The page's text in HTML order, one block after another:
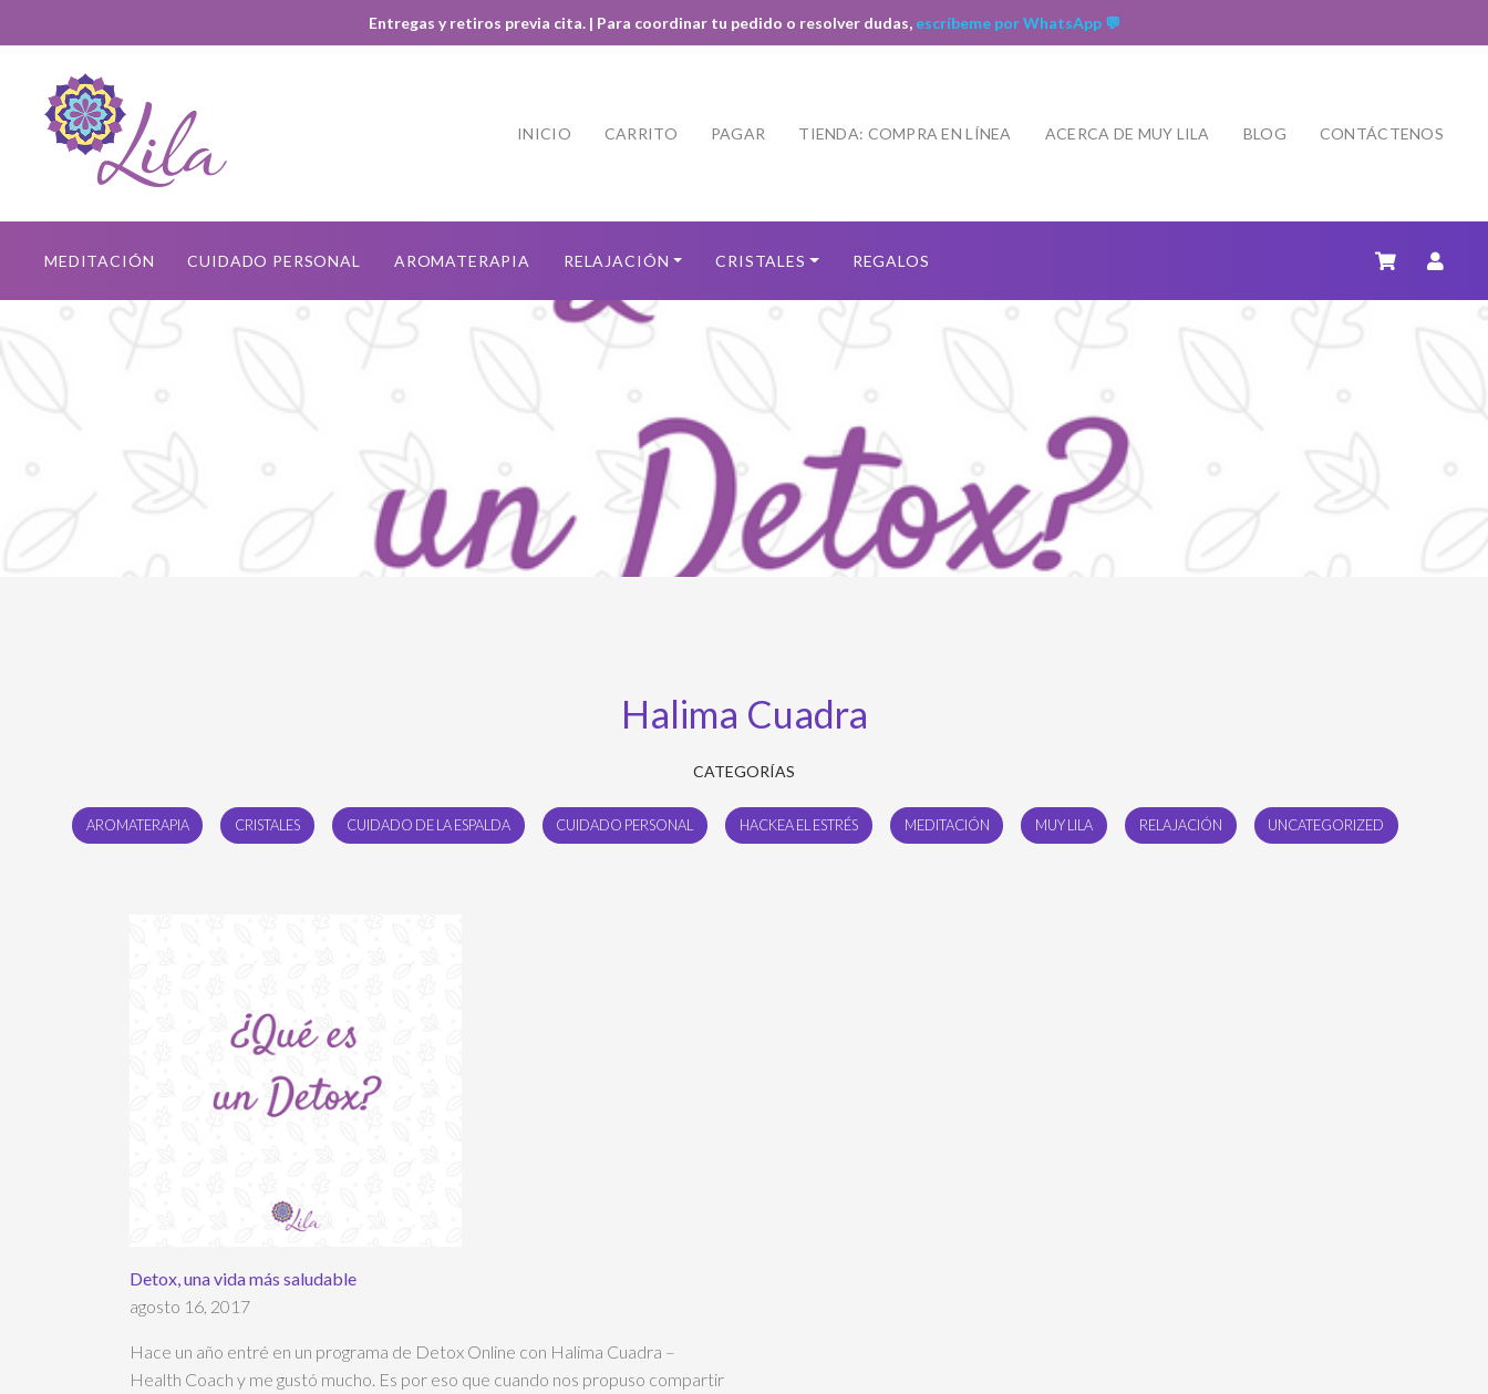
Entregas y retiros previa cita. | Para coordinar tu pedido o resolver dudas, escríbeme por WhatsApp 💬
INICIO CARRITO PAGAR TIENDA: COMPRA EN LÍNEA ACERCA DE MUY LILA BLOG CONTÁCTENOS
MEDITACIÓN CUIDADO PERSONAL AROMATERAPIA RELAJACIÓN CRISTALES REGALOS
Halima Cuadra
CATEGORÍAS
AROMATERAPIA CRISTALES CUIDADO DE LA ESPALDA CUIDADO PERSONAL HACKEA EL ESTRÉS MEDITACIÓN MUY LILA RELAJACIÓN UNCATEGORIZED
Detox, una vida más saludable
agosto 16, 2017
Hace un año entré en un programa de Detox Online con Halima Cuadra –
Health Coach y me gustó mucho. Es por eso que cuando nos propuso compartir